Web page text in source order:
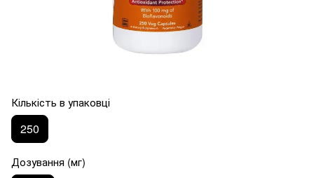
Кількість в упаковці
250
Дозування (мг)